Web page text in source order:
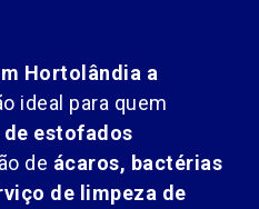
Hortolândia a
ideal para quem
estofados
de ácaros, bactérias
de limpeza de